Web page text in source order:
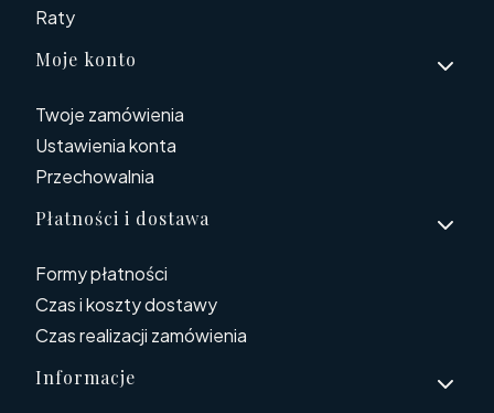
Raty
Moje konto
Twoje zamówienia
Ustawienia konta
Przechowalnia
Płatności i dostawa
Formy płatności
Czas i koszty dostawy
Czas realizacji zamówienia
Informacje